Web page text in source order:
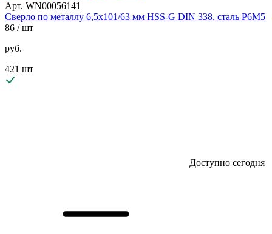
Арт. WN00056141
Сверло по металлу 6,5х101/63 мм HSS-G DIN 338, сталь Р6М5
86 / шт
руб.
421 шт
Доступно сегодня